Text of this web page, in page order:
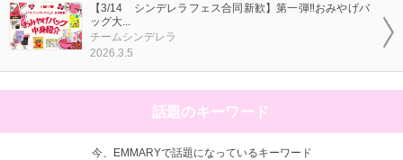
【3/14 シンデレラフェス合同新歓】第一弾‼️おみやげバ
ッグ大...
チームシンデレラ
2026.3.5
話題のキーワード
今、EMMARYで話題になっているキーワード